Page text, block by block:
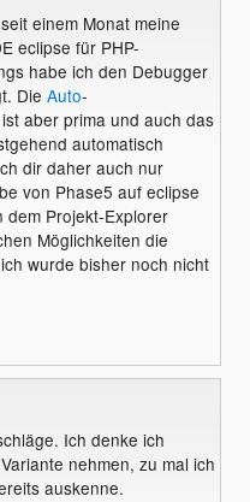
einem Monat meine
eclipse für PHP-
habe ich den Debugger
Die Auto-
aber prima und auch das
automatisch
dir daher auch nur
von Phase5 auf eclipse
dem Projekt-Explorer
Möglichkeiten die
wurde bisher noch nicht
Ich denke ich
nehmen, zu mal ich
auskenne.